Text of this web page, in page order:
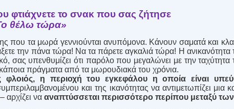
φτιάχνετε το σνακ που σας ζήτησε
θέλω τώρα»
που τα μωρά γεννιούνται ανυπόμονα. Κάνουν σαματά και
την πάνα τώρα! Να τα πάρετε αγκαλιά τώρα! Η ανικανότητα
σας υπενθυμίζει ότι παρόλο που μεγαλώνει με την
κάποια πράγματα από τα μωρουδιακά του χρόνια.
φλοιός, η περιοχή του εγκεφάλου η οποία είναι
και της ικανότητας να αντιμετωπίζει μια
αρχίζει να αναπτύσσεται περισσότερο περίπου μεταξύ